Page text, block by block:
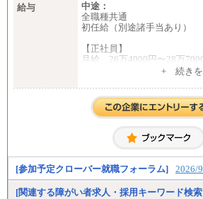
給与
中途：
全職種共通
初任給（別途諸手当あり）
【正社員】
月給 26万4000円〜28万
月給 21万6300円〜27万
【アルバイト・パート・時
神奈川/1,390円～、静岡/
～、
愛知/1,290円～
※正社員・契約社員登用制度
※上記給与をベースにスキル
+ 続きを
[参加予定クローバー就職フォーラム] 2026/
[関連する障がい者求人・採用キーワード検